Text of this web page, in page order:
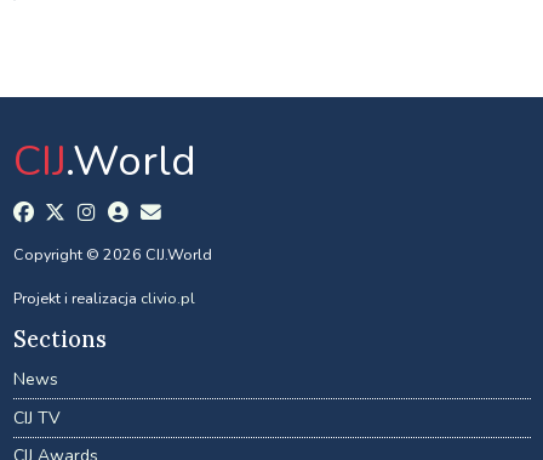
CIJ.World
Copyright © 2026 CIJ.World
Projekt i realizacja clivio.pl
Sections
News
CIJ TV